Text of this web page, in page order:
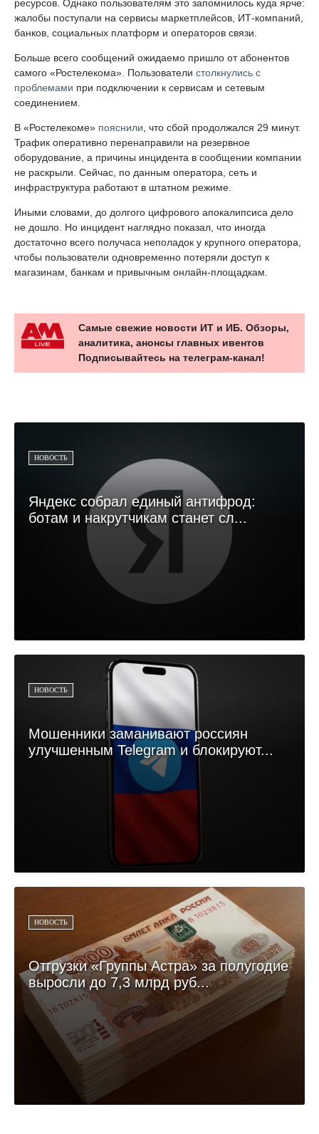
ресурсов. Однако пользователям это запомнилось куда ярче:
жалобы поступали на сервисы маркетплейсов, ИТ-компаний,
банков, социальных платформ и операторов связи.
Больше всего сообщений ожидаемо пришло от абонентов
самого «Ростелекома». Пользователи столкнулись с
проблемами при подключении к сервисам и сетевым
соединением.
В «Ростелекоме» пояснили , что сбой продолжался 29 минут.
Трафик оперативно перенаправили на резервное
оборудование, а причины инцидента в сообщении компании
не раскрыли. Сейчас, по данным оператора, сеть и
инфраструктура работают в штатном режиме.
Иными словами, до долгого цифрового апокалипсиса дело
не дошло. Но инцидент наглядно показал, что иногда
достаточно всего получаса неполадок у крупного оператора,
чтобы пользователи одновременно потеряли доступ к
магазинам, банкам и привычным онлайн-площадкам.
Самые свежие новости ИТ и ИБ. Обзоры,
аналитика, анонсы главных ивентов
Подписывайтесь на телеграм-канал!
НОВОСТЬ
Яндекс собрал единый антифрод:
ботам и накрутчикам станет сл...
НОВОСТЬ
Мошенники заманивают россиян
улучшенным Telegram и блокируют...
НОВОСТЬ
Отгрузки «Группы Астра» за полугодие
выросли до 7,3 млрд руб...